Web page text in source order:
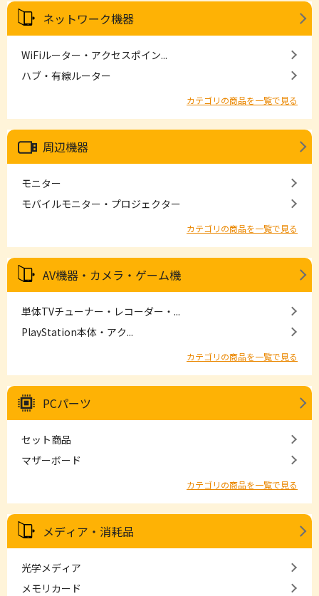
ネットワーク機器
WiFiルーター・アクセスポイン...
ハブ・有線ルーター
カテゴリの商品を一覧で見る
周辺機器
モニター
モバイルモニター・プロジェクター
カテゴリの商品を一覧で見る
AV機器・カメラ・ゲーム機
単体TVチューナー・レコーダー・...
PlayStation本体・アク...
カテゴリの商品を一覧で見る
PCパーツ
セット商品
マザーボード
カテゴリの商品を一覧で見る
メディア・消耗品
光学メディア
メモリカード